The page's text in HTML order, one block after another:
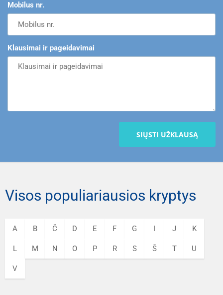
Mobilus nr.
Klausimai ir pageidavimai
SIŲSTI UŽKLAUSĄ
Visos populiariausios kryptys
A B Č D E F G I J K
L M N O P R S Š T U
V